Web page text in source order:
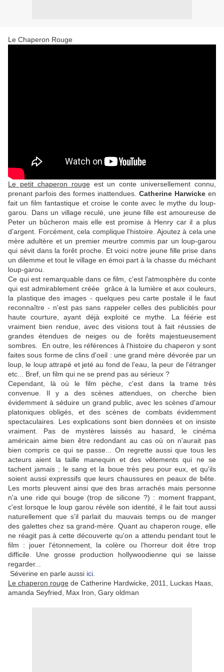
Le Chaperon Rouge
Le petit chaperon rougeest un conte universellement connu,
prenant parfois des formes inattendues. Catherine Harwicke en
fait un film fantastique et croise le conte avec le mythe du loup-
garou. Dans un village reculé, une jeune fille est amoureuse de
Peter un bûcheron mais elle est promise à Henry car il a plus
d'argent. Forcément, cela complique l'histoire. Ajoutez à cela une
mère adultère et un premier meurtre commis par un loup-garou
qui sévit dans la forêt proche. Et voici notre jeune fille prise dans
un dilemme et tout le village en émoi part à la chasse du méchant
loup-garou.
Ce qui est remarquable dans ce film, c'est l'atmosphère du conte
qui est admirablement créée grâce à la lumière et aux couleurs,
la plastique des images - quelques peu carte postale il le faut
reconnaître - n'est pas sans rappeler celles des publicités pour
haute courture, ayant déjà exploité ce mythe. La féérie est
vraiment bien rendue, avec des visions tout à fait réussies de
grandes étendues de neiges ou de forêts majestueusement
sombres. En outre, les références à l'histoire du chaperon y sont
faites sous forme de clins d'oeil : une grand mère dévorée par un
loup, le loup attrapé et jeté au fond de l'eau, la peur de l'étranger
etc... Bref, un film qui ne se prend pas au sérieux ?
Cependant, là où le film pèche, c'est dans la trame très
convenue. Il y a des scènes attendues, on cherche bien
évidemment à séduire un grand public, avec les scènes d'amour
platoniques obligés, et des scènes de combats évidemment
spectaculaires. Les explications sont bien données et on insiste
vraiment. Pas de mystères laissés au hasard, le cinéma
américain aime bien être redondant au cas où on n'aurait pas
bien compris ce qui se passe... On regrette aussi que tous les
acteurs aient la taille manequin et des vêtements qui ne se
tachent jamais ; le sang et la boue très peu pour eux, et qu'ils
soient aussi expressifs que leurs chaussures en peaux de bête.
Les morts pleuvent ainsi que des bras arrachés mais personne
n'a une ride qui bouge (trop de silicone ?) : moment frappant,
c'est lorsque le loup garou révèle son identité, il le fait tout aussi
naturellement que s'il parlait du mauvais temps ou de manger
des galettes chez sa grand-mère. Quant au chaperon rouge, elle
ne réagit pas à cette découverte qu'on a attendu pendant tout le
film : jouer l'étonnement, la colère ou l'horreur doit être trop
difficile. Une grosse production hollywoodienne qui se laisse
regarder...
Séverine en parle aussi ici
Le chaperon rouge de Catherine Hardwicke, 2011, Luckas Haas,
amanda Seyfried, Max Iron, Gary oldman